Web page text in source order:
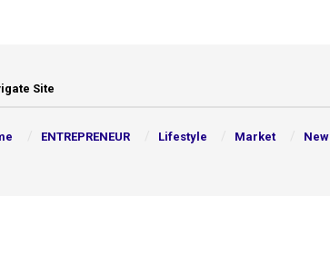
Site
ENTREPRENEUR Lifestyle Market